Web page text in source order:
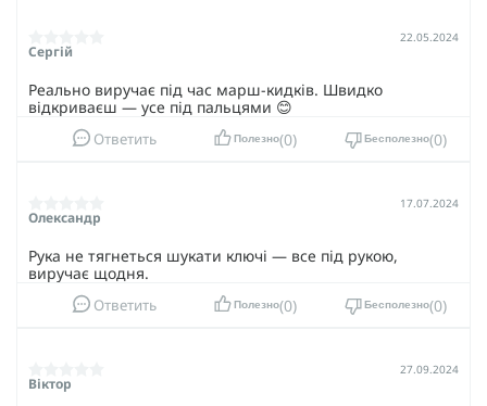
Сергій
22.05.2024
Реально виручає під час марш-кидків. Швидко
відкриваєш — усе під пальцями 😊
Ответить Полезно 0 Бесполезно 0
Олександр
17.07.2024
Рука не тягнеться шукати ключі — все під рукою,
виручає щодня.
Ответить Полезно 0 Бесполезно 0
Віктор
27.09.2024